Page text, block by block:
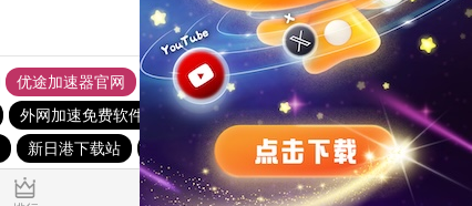
优途加速器官网 风驰加速器 旋风加速器
八戒看书
外网加速免费软件 油管加速器
芒果下载站
新日港下载站 每天试用一小时加速器 免费vqn加速